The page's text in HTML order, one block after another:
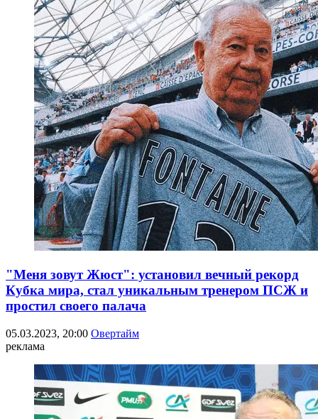
"Меня зовут Жюст": установил вечный рекорд
Кубка мира, стал уникальным тренером ПСЖ и
простил своего палача
05.03.2023, 20:00 Овертайм
реклама